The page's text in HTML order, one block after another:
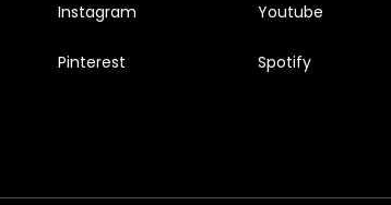
Instagram
Pinterest
Youtube
Spotify